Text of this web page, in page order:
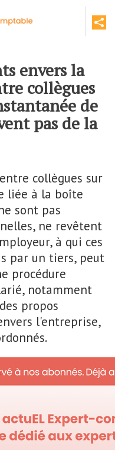
envers la
collègues
de
pas de la
collègues sur
liée à la boîte
sont pas
ne revêtent
à qui ces
par un tiers, peut
procédure
notamment
propos
l'entreprise,